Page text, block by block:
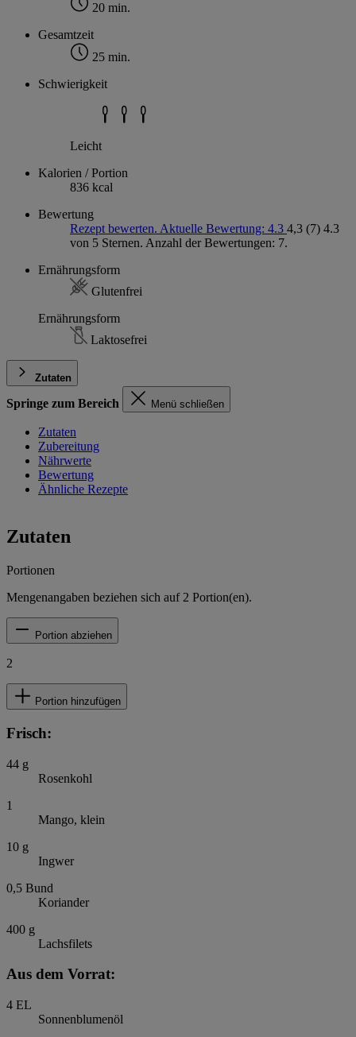
20 min.
Gesamtzeit
25 min.
Schwierigkeit
Leicht
Kalorien / Portion
836 kcal
Bewertung
Rezept bewerten. Aktuelle Bewertung: 4.3 4,3 (7) 4.3
von 5 Sternen. Anzahl der Bewertungen: 7.
Ernährungsform
Glutenfrei
Ernährungsform
Laktosefrei
Zutaten
Springe zum Bereich Menü schließen
Zutaten
Zubereitung
Nährwerte
Bewertung
Ähnliche Rezepte
Zutaten
Portionen
Mengenangaben beziehen sich auf 2 Portion(en).
Portion abziehen
2
Portion hinzufügen
Frisch:
44 g
Rosenkohl
1
Mango, klein
10 g
Ingwer
0,5 Bund
Koriander
400 g
Lachsfilets
Aus dem Vorrat:
4 EL
Sonnenblumenöl